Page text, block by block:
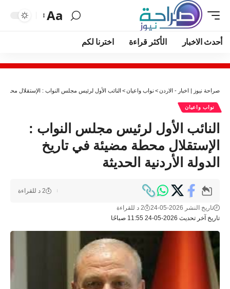
Aa
أحدث الاخبار الأكثر قراءة اخترنا لكم
صراحة نيوز | اخبار - الاردن> نواب واعيان> النائب الأول لرئيس مجلس النواب : الإستقلال محطة
نواب واعيان
النائب الأول لرئيس مجلس النواب :
الإستقلال محطة مضيئة في تاريخ
الدولة الأردنية الحديثة
تاريخ آخر تحديث 2026-05-24 11:55 صباحًا
تاريخ النشر 2026-05-24 2 د للقراءة
2 د للقراءة